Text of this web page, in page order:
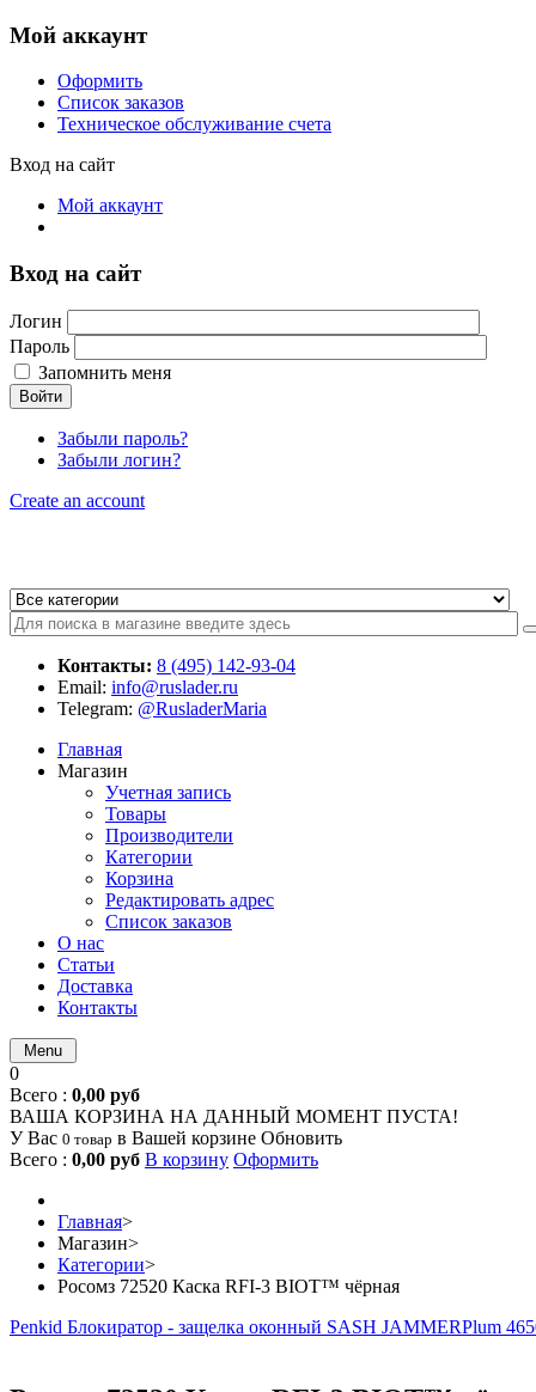
Мой аккаунт
Оформить
Список заказов
Техническое обслуживание счета
Вход на сайт
Мой аккаунт
Вход на сайт
Логин
Пароль
Запомнить меня
Войти
Забыли пароль?
Забыли логин?
Create an account
Контакты: 8 (495) 142-93-04
Email: info@ruslader.ru
Telegram: @RusladerMaria
Главная
Магазин
Учетная запись
Товары
Производители
Категории
Корзина
Редактировать адрес
Список заказов
О нас
Статьи
Доставка
Контакты
Menu
0
Всего : 0,00 руб
ВАША КОРЗИНА НА ДАННЫЙ МОМЕНТ ПУСТА!
У Вас 0 товар в Вашей корзине Обновить
Всего : 0,00 руб В корзину Оформить
Главная>
Магазин>
Категории>
Росомз 72520 Каска RFI-3 BIOT™ чёрная
Penkid Блокиратор - защелка оконный SASH JAMMERPlum